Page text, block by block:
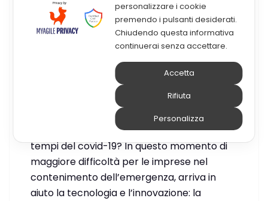
15 Maggio 2020
IBM Maximo Worker Insights:
La Soluzione Per Migliorare La
Sicurezza Sul Lavoro Ai Tempi
Come migliorare la sicurezza sul lavoro ai
tempi del covid-19? In questo momento di
maggiore difficoltà per le imprese nel
contenimento dell’emergenza, arriva in
aiuto la tecnologia e l’innovazione: la
personalizzare i cookie
premendo i pulsanti desiderati.
Chiudendo questa informativa
continuerai senza accettare.
Accetta
Rifiuta
Personalizza